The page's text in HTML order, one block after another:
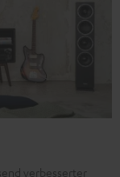
verbesserter